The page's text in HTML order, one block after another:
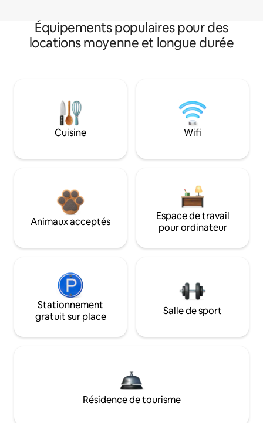
Équipements populaires pour des
locations moyenne et longue durée
Cuisine Wifi
Animaux acceptés
Espace de travail
pour ordinateur
Stationnement
gratuit sur place
Salle de sport
Résidence de tourisme